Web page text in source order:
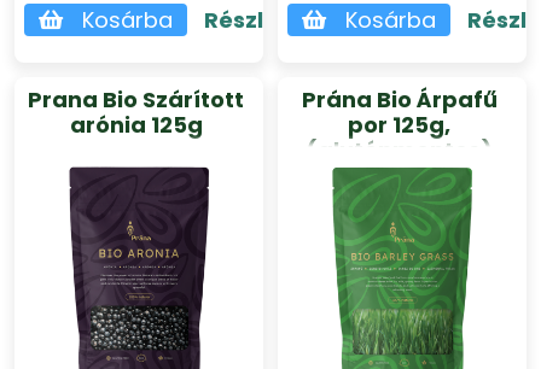
Kosárba Részletek Kosárba
Prana Bio Szárított
arónia 125g
Prána Bio Árpafű
por 125g,
(gluténmentes)